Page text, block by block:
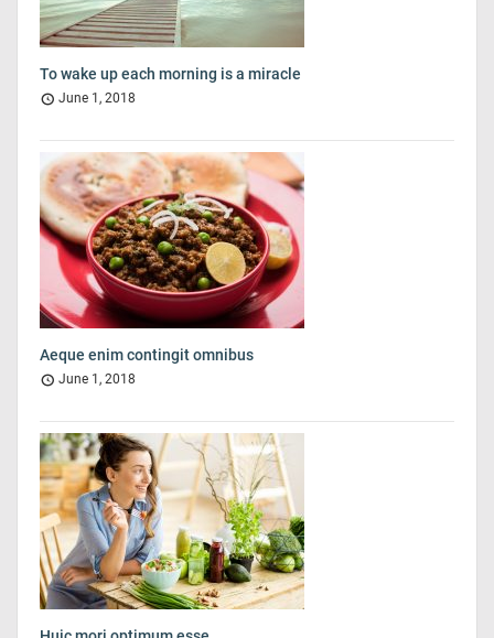
To wake up each morning is a miracle
June 1, 2018
Aeque enim contingit omnibus
June 1, 2018